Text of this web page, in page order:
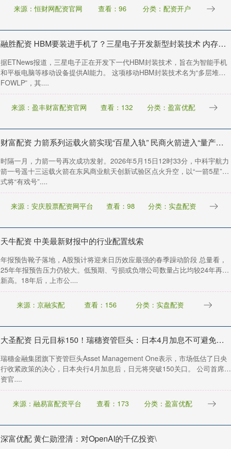
来源：恒财网配资官网 查看：96 分类：配资开户
融胜配资 HBM要装进手机了？三星电子开发新型封装技术 内存堆叠数量可翻1.5倍
据ETNews报道，三星电子正在开发下一代HBM封装技术，旨在为智能手机
和平板电脑等移动设备提供AI能力。 这项移动HBM封装技术名为“多层堆叠
FOWLP”，其....
来源：盈丰财富配资官网 查看：132 分类：盈富优配
财富配资 力箭系列运载火箭实现“百星入轨” 民商火箭进入“量产元年”
时隔一月，力箭一号再次成功发射。2026年5月15日12时33分，中科宇航力
箭一号遥十三运载火箭在东风商业航天创新试验区点火升空，以“一箭5星”方
式将“有戏号”....
来源：安庆股票配资网平台 查看：98 分类：实盘配资
天牛配资 中美最新财报中的行业配置线索
年报预告靴子落地，A股预计将迎来日历效应最强的春季躁动阶段 总量看，
25年年报预告压力仍较大。低预期、亏损或负增公司数量占比均较24年再创
新高。18年后，上市公....
来源：京融实配 查看：156 分类：实盘配资
大圣配资 日元目标150！瑞穗资管巨头：日本4月加息不可避免，看好日债
瑞穗金融集团旗下资管巨头Asset Management One表示，市场低估了日央
行收紧政策的决心，日本央行4月加息后，日元将突破150关口。 公司首席投
资官....
来源：融易富配资平台 查看：173 分类：盈富优配
深富优配 黄仁勋澄清：对OpenAI的千亿投资\